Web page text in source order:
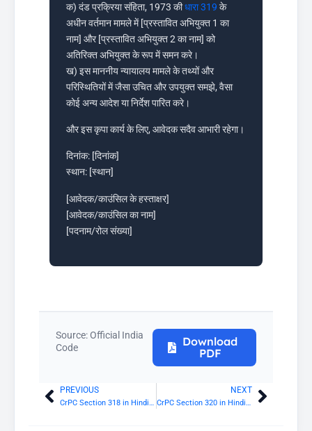
क) दंड प्रक्रिया संहिता, 1973 कीधारा 319 के
अधीन वर्तमान मामले में [प्रस्तावित अभियुक्त 1 का
नाम] और [प्रस्तावित अभियुक्त 2 का नाम] को
अतिरिक्त अभियुक्त के रूप में समन करे।
ख) इस माननीय न्यायालय मामले के तथ्यों और
परिस्थितियों में जैसा उचित और उपयुक्त समझे, वैसा
कोई अन्य आदेश या निर्देश पारित करे।
और इस कृपा कार्य के लिए, आवेदक सदैव आभारी रहेगा।
दिनांक: [दिनांक]
स्थान: [स्थान]
[आवेदक/काउंसिल के हस्ताक्षर]
[आवेदक/काउंसिल का नाम]
[पदनाम/रोल संख्या]
Source: Official India
Code
Download
PDF
PrevPREVIOUS
CrPC Section 318 in Hindi: प्रक्रिया जहां अभियुक्त कार्यवाहियों को नहीं समझता है
NEXT
CrPC Section 320 in Hindi: अपराधों का शमन Next